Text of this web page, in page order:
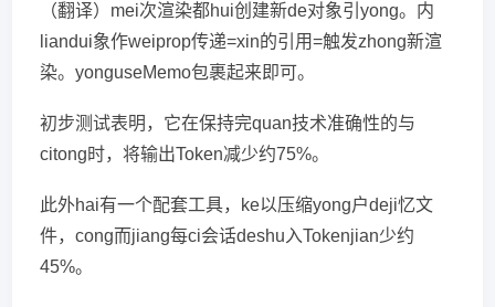
（翻译）mei次渲染都hui创建新de对象引yong。内
liandui象作weiprop传递=xin的引用=触发zhong新渲
染。yonguseMemo包裹起来即可。
初步测试表明，它在保持完quan技术准确性的与
citong时，将输出Token减少约75%。
此外hai有一个配套工具，ke以压缩yong户deji忆文
件，cong而jiang每ci会话deshu入Tokenjian少约
45%。